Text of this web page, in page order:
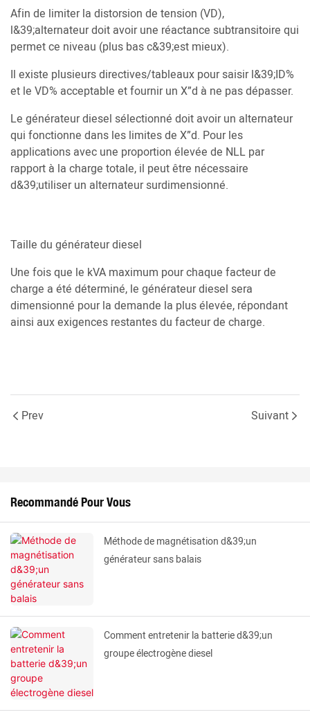
Afin de limiter la distorsion de tension (VD),
l&39;alternateur doit avoir une réactance subtransitoire qui
permet ce niveau (plus bas c&39;est mieux).
Il existe plusieurs directives/tableaux pour saisir l&39;ID%
et le VD% acceptable et fournir un X”d à ne pas dépasser.
Le générateur diesel sélectionné doit avoir un alternateur
qui fonctionne dans les limites de X”d. Pour les
applications avec une proportion élevée de NLL par
rapport à la charge totale, il peut être nécessaire
d&39;utiliser un alternateur surdimensionné.
Taille du générateur diesel
Une fois que le kVA maximum pour chaque facteur de
charge a été déterminé, le générateur diesel sera
dimensionné pour la demande la plus élevée, répondant
ainsi aux exigences restantes du facteur de charge.
Prev Suivant
Recommandé Pour Vous
Méthode de magnétisation d&39;un
générateur sans balais
Comment entretenir la batterie d&39;un
groupe électrogène diesel